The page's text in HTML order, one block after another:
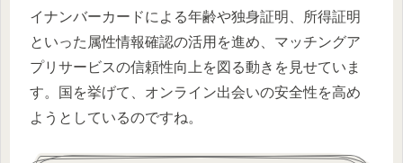
イナンバーカードによる年齢や独身証明、所得証明
といった属性情報確認の活用を進め、マッチングア
プリサービスの信頼性向上を図る動きを見せていま
す。国を挙げて、オンライン出会いの安全性を高め
ようとしているのですね。